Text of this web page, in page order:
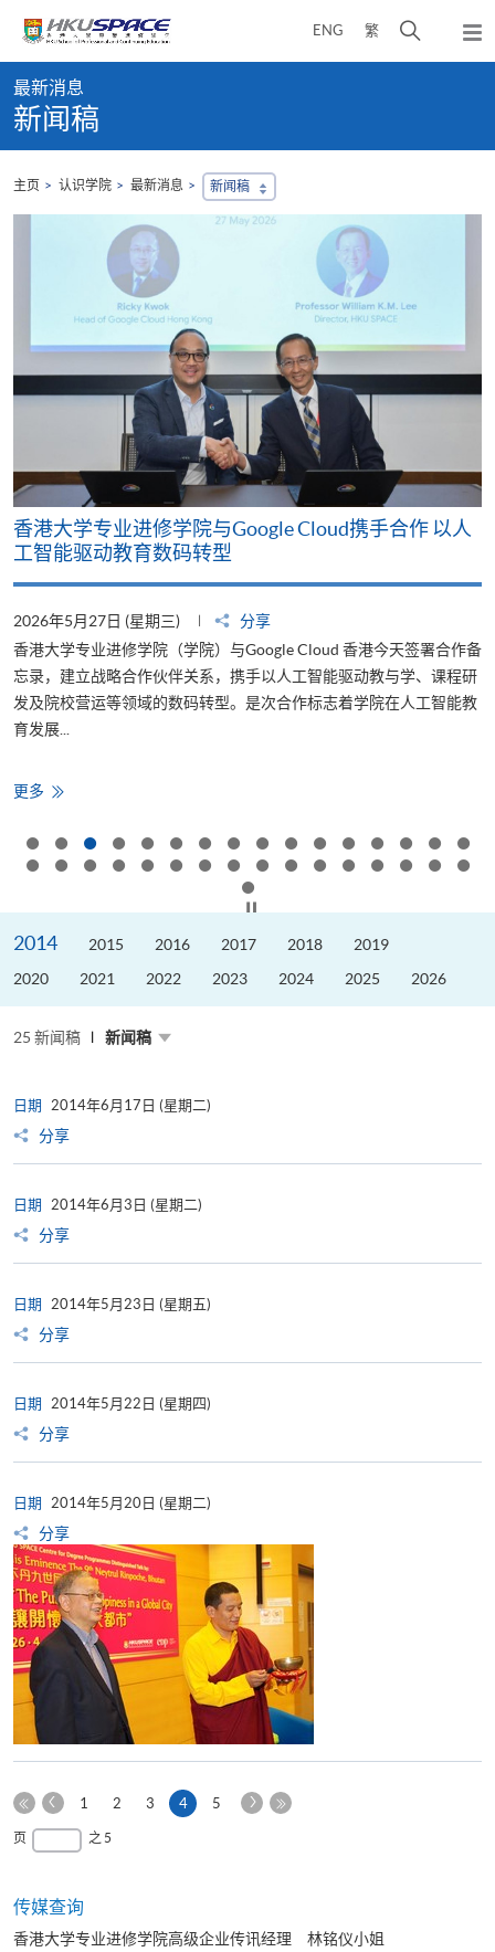
content
ENG 繁
开
弹
出
content
start
最新消息
新闻稿
主页 认识学院 最新消息 新闻稿
香港大学专业进修学院与Google Cloud携手合作 以人
工智能驱动教育数码转型
2026年5月27日 (星期三)
分享
香港大学专业进修学院（学院）与Google Cloud 香港今天签署合作备
忘录，建立战略合作伙伴关系，携手以人工智能驱动教与学、课程研
发及院校营运等领域的数码转型。是次合作标志着学院在人工智能教
育发展...
更多 香
港
学
专
业
学
与
Cloud
携
手
作
智
能
驱
动
教
码
型
2014 2015 2016 2017 2018
2019
2020
2021 2022 2023 2024 2025 2026
25 新闻稿 新闻稿
日期 2014年6月17日 (星期二)
分享
日期 2014年6月3日 (星期二)
分享
日期 2014年5月23日 (星期五)
分享
日期 2014年5月22日 (星期四)
分享
日期 2014年5月20日 (星期二)
分享
第
一
上
1 2 3 4本
5
下
页 之 5
传媒查询
香港大学专业进修学院高级企业传讯经理 林铭仪小姐